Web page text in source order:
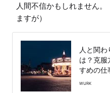
人間不信かもしれません
ますが）
人と関
は？克服
すめの仕
WURK